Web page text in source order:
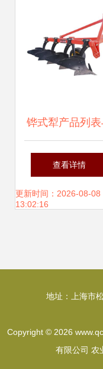
探析
铧式犁产品列
农业机械网销售
析
查看详情
更新时间：2026-08-08
13:02:16
地址：上海市
Copyright © 2026
有限公司 农